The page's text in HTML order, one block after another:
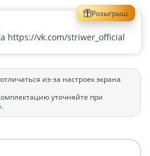
Розыгрыш
https://vk.com/striwer_official
из-за настроек экрана
уточняйте при